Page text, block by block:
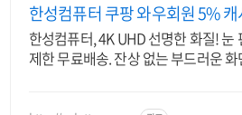
한성컴퓨터 쿠팡 와우회원 5%
한성컴퓨터, 4K UHD 선명한 화질! 눈
제한 무료배송. 잔상 없는 부드러운